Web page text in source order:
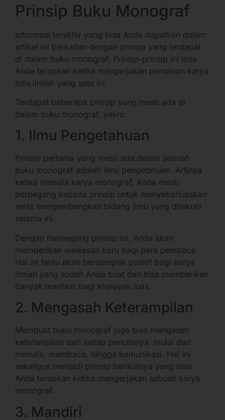
Prinsip Buku Monograf
Informasi terakhir yang bisa Anda dapatkan dalam
artikel ini berkaitan dengan prinsip yang terdapat
di dalam buku monograf. Prinsip-prinsip ini bisa
Anda terapkan ketika mengerjakan penulisan karya
tulis ilmiah yang satu ini.
Terdapat beberapa prinsip yang mesti ada di
dalam buku monograf, yakni:
1. Ilmu Pengetahuan
Prinsip pertama yang mesti ada dalam sebuah
buku monograf adalah ilmu pengetahuan. Artinya
ketika menulis karya monograf, Anda mesti
berpegang kepada prinsip untuk menyebarluaskan
serta mengembangkan bidang ilmu yang ditekuni
selama ini.
Dengan memegang prinsip ini, Anda akan
memberikan wawasan baru bagi para pembaca.
Hal ini tentu akan berdampak positif bagi karya
ilmiah yang sudah Anda buat dan bisa memberikan
banyak manfaat bagi khalayak luas.
2. Mengasah Keterampilan
Membuat buku monograf juga bisa mengasah
keterampilan dari setiap penulisnya, mulai dari
menulis, membaca, hingga komunikasi. Hal ini
sekaligus menjadi prinsip berikutnya yang bisa
Anda terapkan ketika mengerjakan sebuah karya
monograf.
3. Mandiri